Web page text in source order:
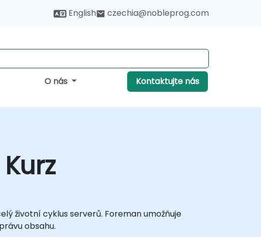
English czechia@nobleprog.com
O nás Kontaktujte nás
životní cyklus serverů. Foreman umožňuje
obsahu.